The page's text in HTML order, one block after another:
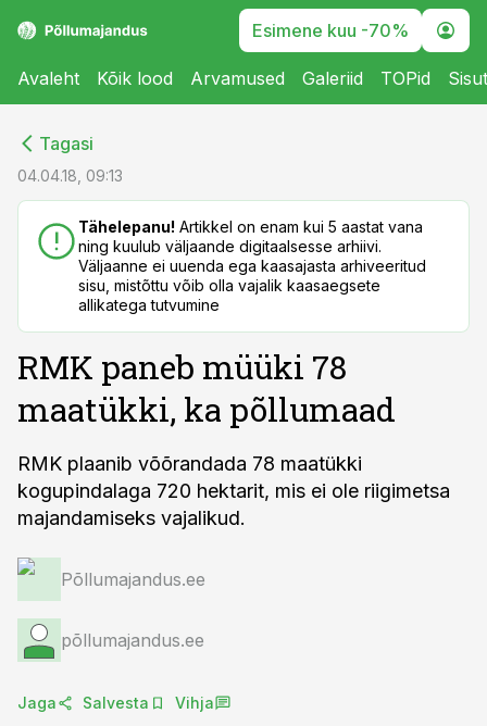
Esimene kuu -70%
Avaleht Kõik lood Arvamused Galeriid TOPid
Tagasi
04.04.18, 09:13
Tähelepanu! Artikkel on enam kui 5 aastat vana
ning kuulub väljaande digitaalsesse arhiivi.
Väljaanne ei uuenda ega kaasajasta arhiveeritud
sisu, mistõttu võib olla vajalik kaasaegsete
allikatega tutvumine
RMK paneb müüki 78
maatükki, ka põllumaad
RMK plaanib võõrandada 78 maatükki
kogupindalaga 720 hektarit, mis ei ole riigimetsa
majandamiseks vajalikud.
Põllumajandus.ee
põllumajandus.ee
Jaga Salvesta Vihja